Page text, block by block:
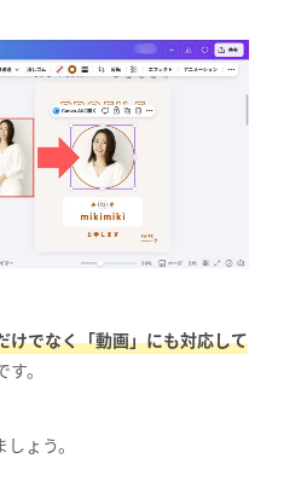
けでなく「動画」にも対応して
す。
ょう。